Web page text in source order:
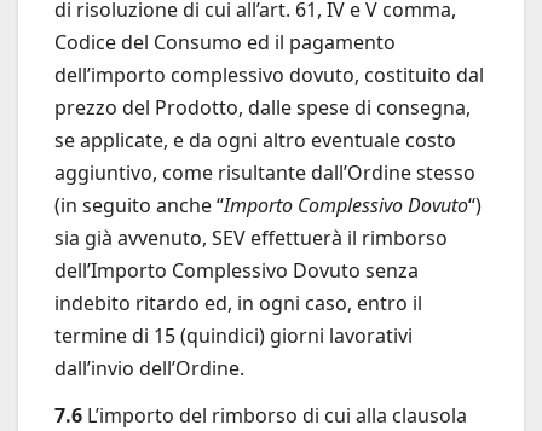
di risoluzione di cui all’art. 61, IV e V comma,
Codice del Consumo ed il pagamento
dell’importo complessivo dovuto, costituito dal
prezzo del Prodotto, dalle spese di consegna,
se applicate, e da ogni altro eventuale costo
aggiuntivo, come risultante dall’Ordine stesso
(in seguito anche “Importo Complessivo Dovuto“)
sia già avvenuto, SEV effettuerà il rimborso
dell’Importo Complessivo Dovuto senza
indebito ritardo ed, in ogni caso, entro il
termine di 15 (quindici) giorni lavorativi
dall’invio dell’Ordine.
7.6 L’importo del rimborso di cui alla clausola